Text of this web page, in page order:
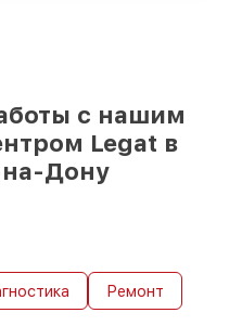
с нашим
Legat в
на-Дону
Ремонт